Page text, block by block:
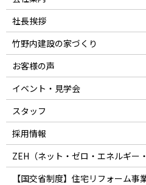
社長挨拶
竹野内建設の家づくり
お客様の声
イベント・見学会
スタッフ
採用情報
ZEH（ネット・ゼロ・エネルギー
【国交省制度】住宅リフォーム事